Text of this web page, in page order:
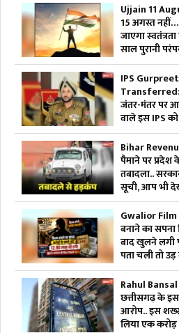
Ujjain 11
15 अगस्त
जाएगा
साल पुरानी
IPS
Transferred:
जंतर-मंतर पर
वाले इस IPS
भी जारी
Bihar
पैमाने पर प्रदेश
तबादला..
सूची, आप भी
Gwalior
बनाने का
बाद खुलने लगी
पता चली तो
Rahul
छत्तीसगढ़ के
आरोप.. इस
लिया एक करोड़